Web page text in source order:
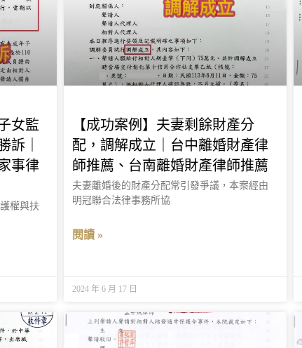
女監
訴｜
事律
權與扶
【成功案例】夫妻剩餘財產分
配，調解成立｜台中離婚財產律
師推薦、台南離婚財產律師推薦
夫妻離婚後的財產分配常引發爭議，本案經由
明冠聯合法律事務所協
閱讀 »
2024 年 6 月 17 日